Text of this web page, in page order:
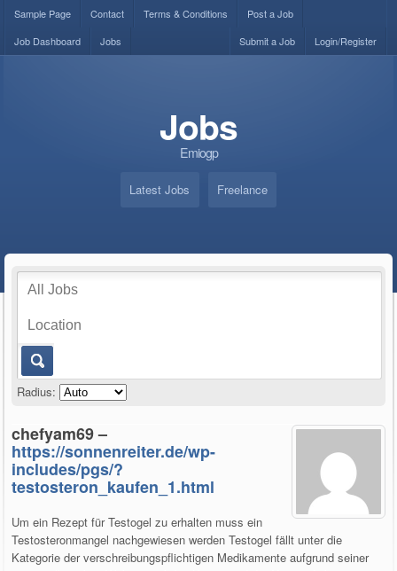
Sample Page Contact Terms & Conditions
Post a Job
Job Dashboard
Jobs Login/Register
Submit a Job
Jobs
Emiogp
Latest Jobs Freelance
Radius:
chefyam69 –
https://sonnenreiter.de/wp-
includes/pgs/?
testosteron_kaufen_1.html
Um ein Rezept für Testogel zu erhalten muss ein
Testosteronmangel nachgewiesen werden Testogel fällt unter die
Kategorie der verschreibungspflichtigen Medikamente aufgrund seiner